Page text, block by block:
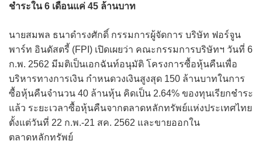
ชำระใน 6 เดือนแค่ 45 ล้านบาท
นายสมพล ธนาดำรงศักดิ์ กรรมการผู้จัดการ บริษัท ฟอร์จูน
พาร์ท อินดัสตรี้ (FPI) เปิดเผยว่า คณะกรรมการบริษัทฯ วันที่ 6
ก.พ. 2562 มีมติเป็นเอกฉันท์อนุมัติ โครงการซื้อหุ้นคืนเพื่อ
บริหารทางการเงิน กำหนดวงเงินสูงสุด 150 ล้านบาทในการ
ซื้อหุ้นคืนจำนวน 40 ล้านหุ้น คิดเป็น 2.64% ของทุนเรียกชำระ
แล้ว ระยะเวลาซื้อหุ้นคืนจากตลาดหลักทรัพย์แห่งประเทศไทย
ตั้งแต่วันที่ 22 ก.พ.-21 สค. 2562 และขายออกใน
ตลาดหลักทรัพย์